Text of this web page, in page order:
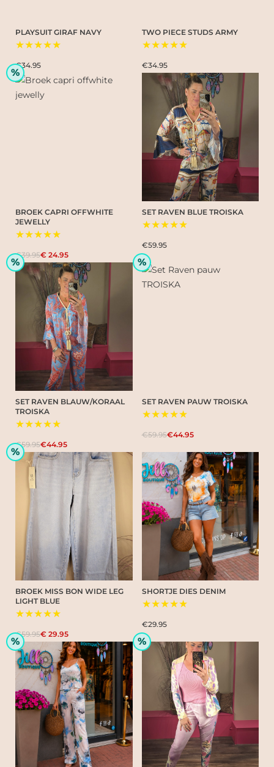
PLAYSUIT GIRAF NAVY
★★★★★
€34.95
TWO PIECE STUDS ARMY
★★★★★
€34.95
%
BROEK CAPRI OFFWHITE
JEWELLY
★★★★★
€39.95€ 24.95
SET RAVEN BLUE TROISKA
★★★★★
€59.95
%
SET RAVEN BLAUW/KORAAL
TROISKA
★★★★★
€59.95€44.95
%
SET RAVEN PAUW TROISKA
★★★★★
€59.95€44.95
%
BROEK MISS BON WIDE LEG
LIGHT BLUE
★★★★★
€59.95€ 29.95
SHORTJE DIES DENIM
★★★★★
€29.95
% %